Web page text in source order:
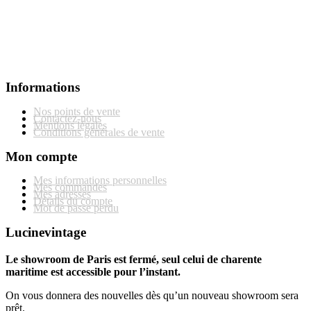
Informations
Nos points de vente
Contactez-nous
Mentions légales
Conditions générales de vente
Mon compte
Mes informations personnelles
Mes commandes
Mes adresses
Détails du compte
Mot de passe perdu
Lucinevintage
Le showroom de Paris est fermé, seul celui de charente
maritime est accessible pour l’instant.
On vous donnera des nouvelles dès qu’un nouveau showroom sera
prêt.